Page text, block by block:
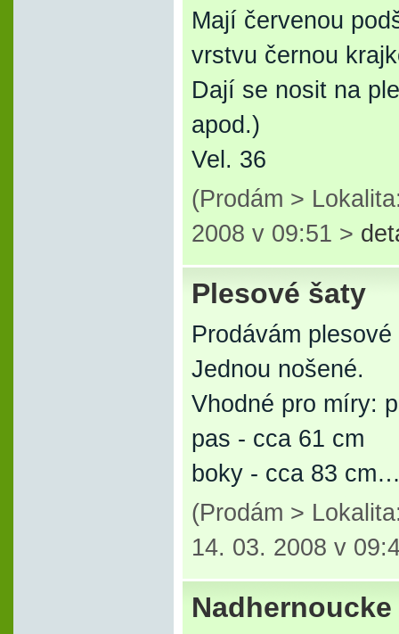
Mají červenou
vrstvu černou
Dají se nosit na
apod.)
Vel. 36
(Prodám >
2008 v 09:51 >
Plesové šaty
Prodávám
Jednou nošené.
Vhodné pro míry:
pas - cca 61 cm
boky - cca 83
(Prodám >
14. 03. 2008 v